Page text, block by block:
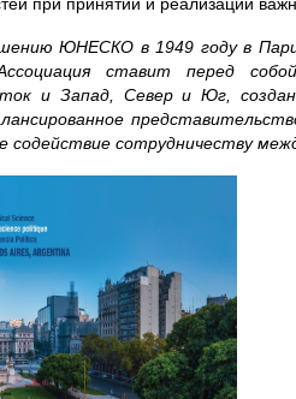
при принятии и реализации
ЮНЕСКО в 1949 году в
ставит перед
и Запад, Север и Юг,
содействие сотрудничеству